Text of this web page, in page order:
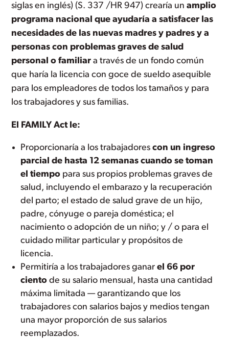
siglas en inglés) (S. 337 /HR 947) crearía unamplio
programa nacional que ayudaría a satisfacer las
necesidades de las nuevas madres y padres y a
personas con problemas graves de salud
personal o familiar a través de un fondo común
que haría la licencia con goce de sueldo asequible
para los empleadores de todos los tamaños y para
los trabajadores y sus familias.
El FAMILY Act le:
Proporcionaría a los trabajadorescon un ingreso
parcial de hasta 12 semanas cuando se toman
el tiempo para sus propios problemas graves de
salud, incluyendo el embarazo y la recuperación
del parto; el estado de salud grave de un hijo,
padre, cónyuge o pareja doméstica; el
nacimiento o adopción de un niño; y / o para el
cuidado militar particular y propósitos de
licencia.
Permitiría a los trabajadores ganarel 66 por
ciento de su salario mensual, hasta una cantidad
máxima limitada — garantizando que los
trabajadores con salarios bajos y medios tengan
una mayor proporción de sus salarios
reemplazados.